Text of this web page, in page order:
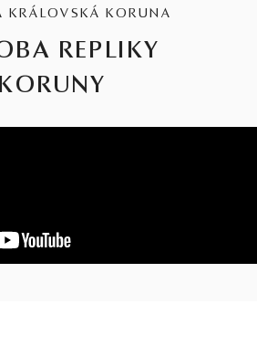
KRÁLOVSKÁ KORUNA
REPLIKY
KORUNY